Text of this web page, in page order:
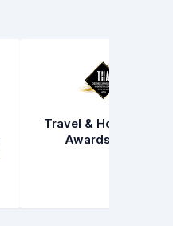
Travel & Hospitality
Awards 2021